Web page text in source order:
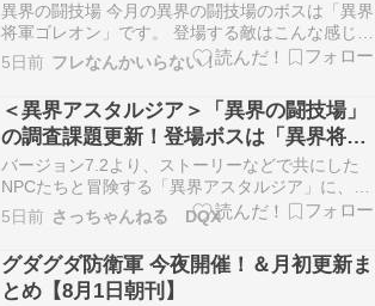
異界の闘技場 今月の異界の闘技場のボスは「異界
将軍ゴレオン」です。 登場する敵はこんな感じ。
第1陣 キラーアーマー＋かげのきし×4第2陣 だい
まじん×3第3陣 異界将軍ゴレオン 今回の指定メン
バーは「エステラ」です。 […]
5日前 フレなんかいらない！
＜異界アスタルジア＞「異界の闘技場」
の調査課題更新！登場ボスは「異界将軍
ゴレオン」！（期間：2026年8月1日～8
月31日）
バージョン7.2より、ストーリーなどで共にした
NPCたちと冒険する「異界アスタルジア」に、
「異界の闘技場」というコンテンツが実装されま
した！たくさんのモンスターが出現していき、そ
のうち出現する親玉クラスのモンスターを倒すの
が目的のコンテンツとなっています。「異界の闘
技場」には調査…
5日前 さっちゃんねる DQX
グダグダ防衛軍 今夜開催！＆月初更新ま
とめ【8月1日朝刊】